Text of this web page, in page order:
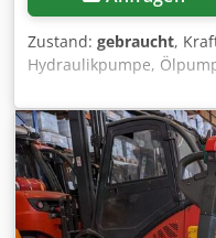
Zustand: gebraucht,
Hydraulikpumpe,
hydraulische Pumpe,
Fahrmotor,
Lenkpumpe -Hersteller:
Hydraulikaggregat aus
Typ EJE-KmS -
Steuerventil -
11 kg Crjdpfoizc Dmex